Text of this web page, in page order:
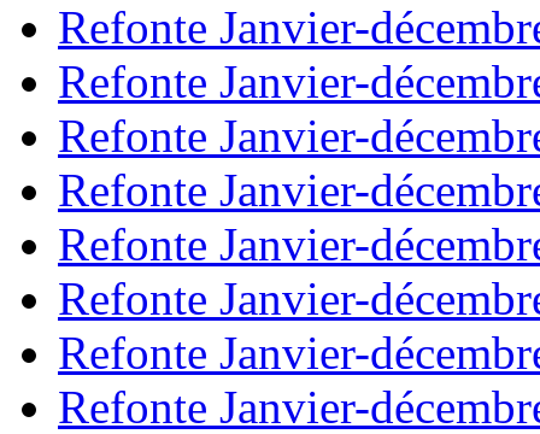
Refonte Janvier-
Refonte Janvier-
Refonte Janvier-
Refonte Janvier-
Refonte Janvier-
Refonte Janvier-
Refonte Janvier-
Refonte Janvier-